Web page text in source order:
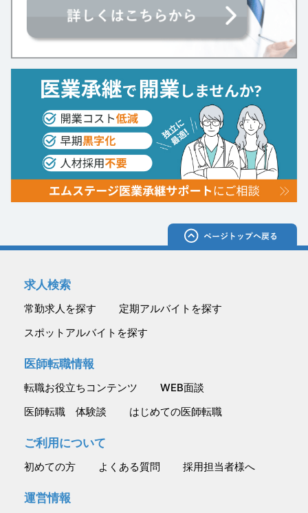
求人検索
常勤求人を探す
定期アルバイトを探す
スポットアルバイトを探す
医師転職情報
転職お役立ちコンテンツ
WEB面談
医師転職 体験談
はじめての医師転職
ご利用について
初めての方 よくある質問 採用担当者様へ
運営情報